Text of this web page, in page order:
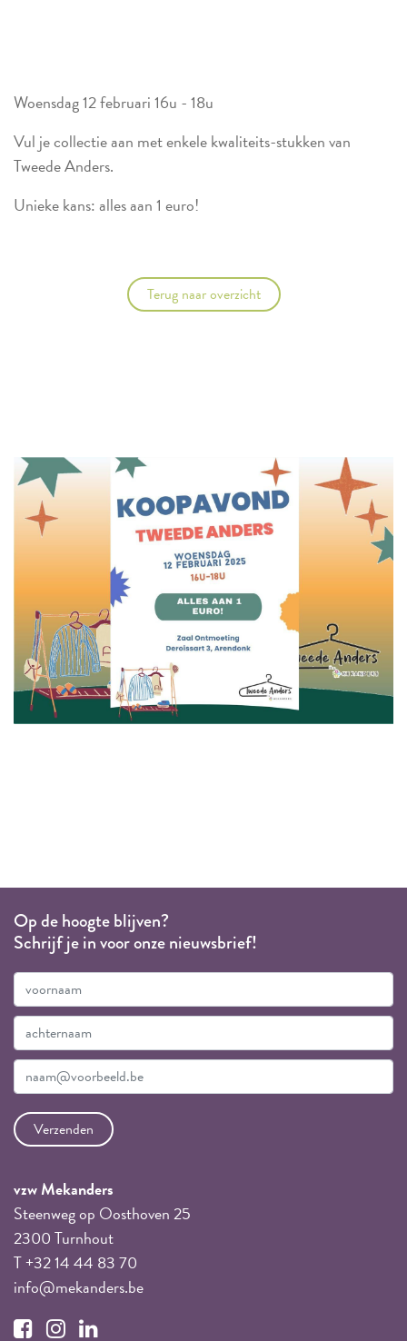
Woensdag 12 februari 16u - 18u
Vul je collectie aan met enkele kwaliteits-stukken van
Tweede Anders.
Unieke kans: alles aan 1 euro!
Terug naar overzicht
Op de hoogte blijven?
Schrijf je in voor onze nieuwsbrief!
vzw Mekanders
Steenweg op Oosthoven 25
2300 Turnhout
T +32 14 44 83 70
info@mekanders.be